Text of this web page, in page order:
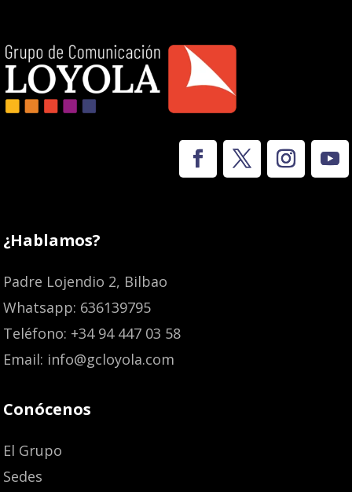
¿Hablamos?
Padre Lojendio 2, Bilbao
Whatsapp: 636139795
Teléfono: +34 94 447 03 58
Email: info@gcloyola.com
Conócenos
El Grupo
Sedes